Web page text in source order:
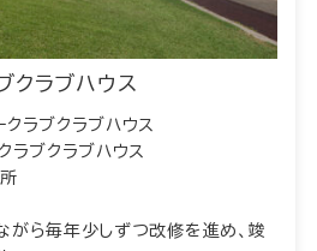
クラブハウス
ラブクラブハウス
ラブクラブハウス
ら毎年少しずつ改修を進め、竣